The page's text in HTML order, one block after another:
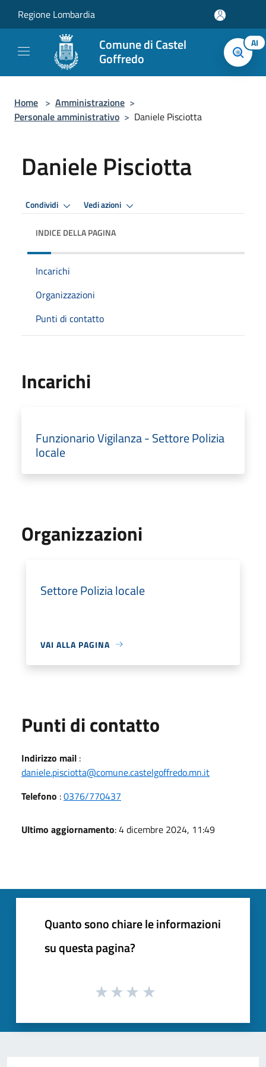
Regione Lombardia
Comune di Castel
Goffredo
AI
Home > Amministrazione >
Personale amministrativo > Daniele Pisciotta
Daniele Pisciotta
Condividi Vedi azioni
INDICE DELLA PAGINA
Incarichi
Organizzazioni
Punti di contatto
Incarichi
Funzionario Vigilanza - Settore Polizia
locale
Organizzazioni
Settore Polizia locale
VAI ALLA PAGINA
Punti di contatto
Indirizzo mail :
daniele.pisciotta@comune.castelgoffredo.mn.it
Telefono :0376/770437
Ultimo aggiornamento: 4 dicembre 2024, 11:49
Quanto sono chiare le informazioni
su questa pagina?